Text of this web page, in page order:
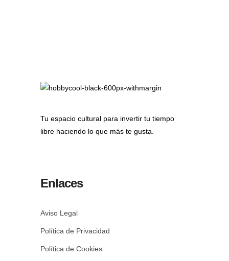
Tu espacio cultural para invertir tu tiempo
libre haciendo lo que más te gusta.
Enlaces
Aviso Legal
Política de Privacidad
Política de Cookies